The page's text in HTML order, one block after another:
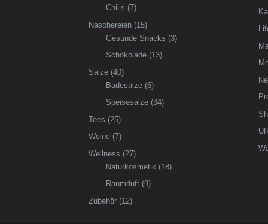
Chilis (7)
Naschereien (15)
Gesunde Snacks (3)
Schokolade (13)
Salze (40)
Badesalze (6)
Speisesalze (34)
Tees (25)
Weine (7)
Wellness (27)
Naturkosmetik (18)
Raumduft (9)
Zubehör (12)